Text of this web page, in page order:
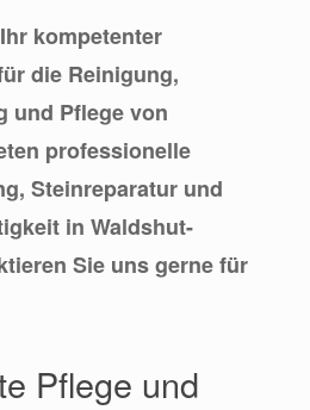
kompetenter
die Reinigung,
und Pflege von
professionelle
Steinreparatur und
in Waldshut-
Sie uns gerne für
Pflege und